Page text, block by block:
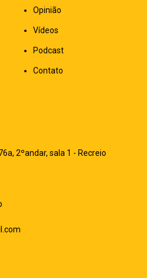
Opinião
Vídeos
Podcast
Contato
2ºandar, sala 1 - Recreio